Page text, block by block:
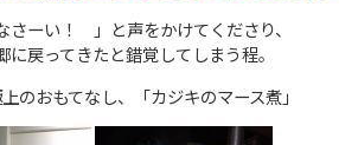
さーい！ 」と声をかけてくださり、
に戻ってきたと錯覚してしまう程。
のおもてなし、「カジキのマース煮」